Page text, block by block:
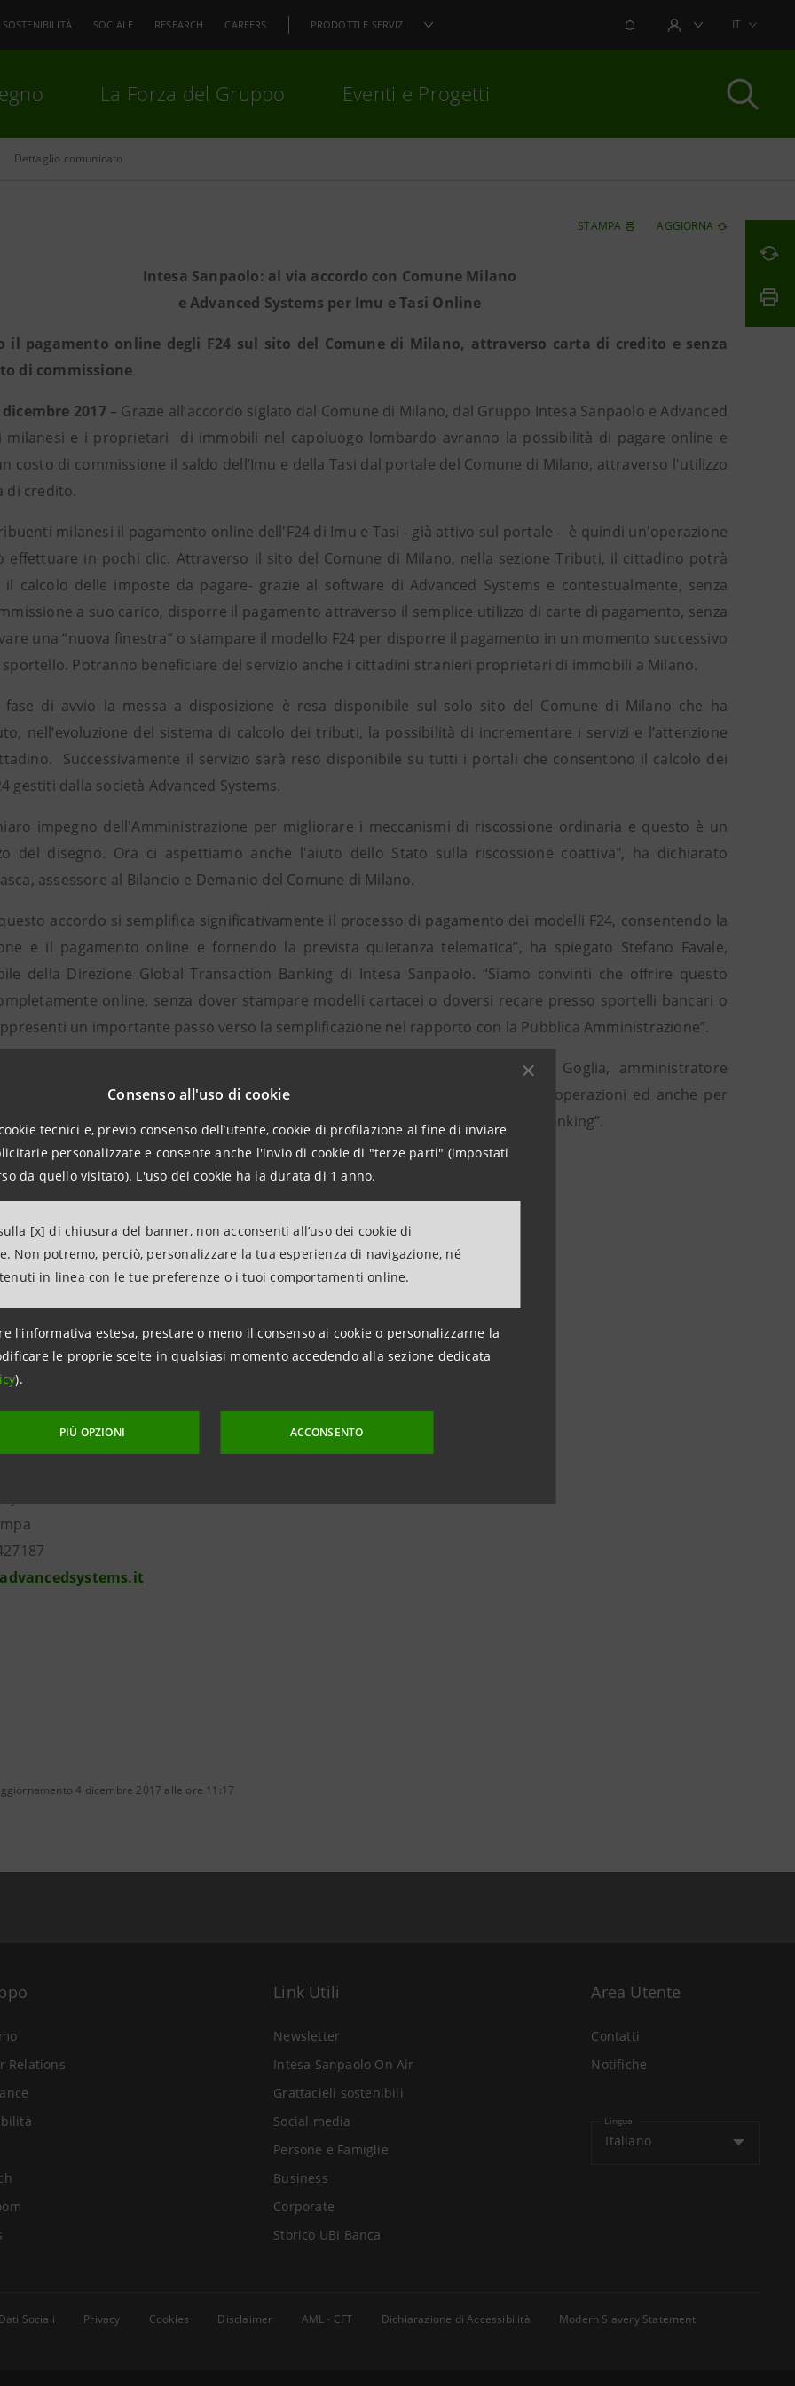
Consenso all'uso di cookie
tecnici e, previo consenso dell’utente, cookie di profilazione al fine di inviare
personalizzate e consente anche l'invio di cookie di "terze parti" (impostati
da quello visitato). L'uso dei cookie ha la durata di 1 anno.
[x] di chiusura del banner, non acconsenti all’uso dei cookie di
Non potremo, perciò, personalizzare la tua esperienza di navigazione, né
in linea con le tue preferenze o i tuoi comportamenti online.
l'informativa estesa, prestare o meno il consenso ai cookie o personalizzarne la
le proprie scelte in qualsiasi momento accedendo alla sezione dedicata
).
PIÙ OPZIONI ACCONSENTO
SOSTENIBILITÀ SOCIALE RESEARCH CAREERS PRODOTTI E SERVIZI NOTIFICHEAREA UTENTEIT
La Forza del Gruppo Eventi e Progetti
Dettaglio comunicato
STAMPA AGGIORNA
Intesa Sanpaolo: al via accordo con Comune Milano
e Advanced Systems per Imu e Tasi Online
il pagamento online degli F24 sul sito del Comune di Milano, attraverso carta di credito e senza
di commissione
2017– Grazie all’accordo siglato dal Comune di Milano, dal Gruppo Intesa Sanpaolo e Advanced
milanesi e i proprietari di immobili nel capoluogo lombardo avranno la possibilità di pagare online e
costo di commissione il saldo dell’Imu e della Tasi dal portale del Comune di Milano, attraverso l'utilizzo
di credito.
milanesi il pagamento online dell'F24 di Imu e Tasi - già attivo sul portale - è quindi un'operazione
effettuare in pochi clic. Attraverso il sito del Comune di Milano, nella sezione Tributi, il cittadino potrà
il calcolo delle imposte da pagare- grazie al software di Advanced Systems e contestualmente, senza
a suo carico, disporre il pagamento attraverso il semplice utilizzo di carte di pagamento, senza
una “nuova finestra” o stampare il modello F24 per disporre il pagamento in un momento successivo
Potranno beneficiare del servizio anche i cittadini stranieri proprietari di immobili a Milano.
fase di avvio la messa a disposizione è resa disponibile sul solo sito del Comune di Milano che ha
nell’evoluzione del sistema di calcolo dei tributi, la possibilità di incrementare i servizi e l’attenzione
Successivamente il servizio sarà reso disponibile su tutti i portali che consentono il calcolo dei
gestiti dalla società Advanced Systems.
impegno dell'Amministrazione per migliorare i meccanismi di riscossione ordinaria e questo è un
del disegno. Ora ci aspettiamo anche l'aiuto dello Stato sulla riscossione coattiva", ha dichiarato
assessore al Bilancio e Demanio del Comune di Milano.
accordo si semplifica significativamente il processo di pagamento dei modelli F24, consentendo la
e il pagamento online e fornendo la prevista quietanza telematica”, ha spiegato Stefano Favale,
della Direzione Global Transaction Banking di Intesa Sanpaolo. “Siamo convinti che offrire questo
online, senza dover stampare modelli cartacei o doversi recare presso sportelli bancari o
un importante passo verso la semplificazione nel rapporto con la Pubblica Amministrazione”.
dell'F24 direttamente sul portale comunale”, ha sottolineato Antonio Goglia, amministratore
di Advanced Systems “è una novità introdotta per semplificare al massimo le operazioni ed anche per
che oggi vengono talvolta commessi dai contribuenti con l'F24 su home banking”.
i Media – Corporate & Investment Banking e Media Internazionali
Milano
4 dicembre 2017 alle ore 11:17
Relations
Link Utili
Newsletter
Intesa Sanpaolo On Air
Grattacieli sostenibili
Social media
Persone e Famiglie
Business
Corporate
Storico UBI Banca
Area Utente
Contatti
Notifiche
Lingua
Italiano
Dati Sociali Privacy Cookies Disclaimer AML - CFT Dichiarazione di Accessibilità
Modern Slavery Statement